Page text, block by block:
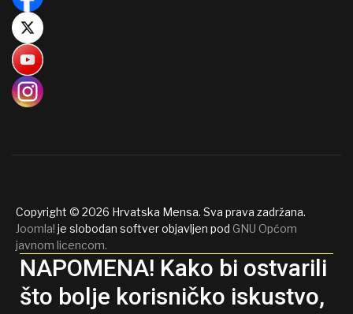
Copyright © 2026 Hrvatska Mensa. Sva prava zadržana.
Joomla! je slobodan softver objavljen pod GNU Općom
javnom licencom.
NAPOMENA! Kako bi ostvarili
što bolje korisničko iskustvo,